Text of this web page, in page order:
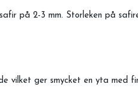
på 2-3 mm. Storleken på
vilket ger smycket en yta med